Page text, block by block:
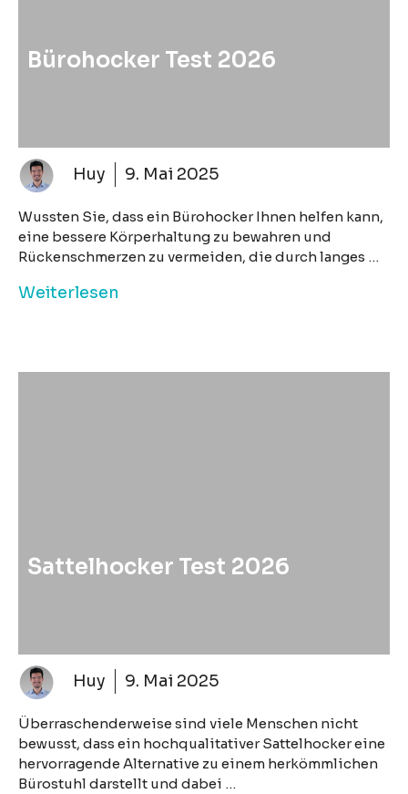
Bürohocker Test 2026
Huy 9. Mai 2025
Wussten Sie, dass ein Bürohocker Ihnen helfen kann,
eine bessere Körperhaltung zu bewahren und
Rückenschmerzen zu vermeiden, die durch langes …
Weiterlesen
Sattelhocker Test 2026
Huy 9. Mai 2025
Überraschenderweise sind viele Menschen nicht
bewusst, dass ein hochqualitativer Sattelhocker eine
hervorragende Alternative zu einem herkömmlichen
Bürostuhl darstellt und dabei …